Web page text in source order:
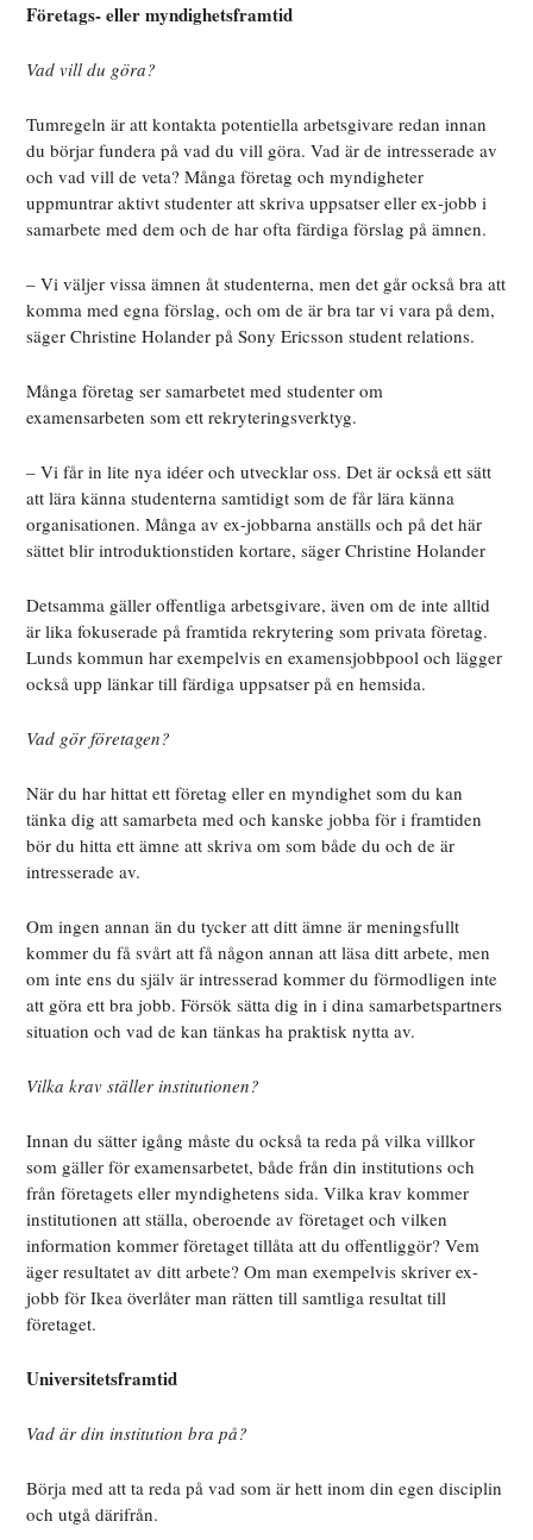
Företags- eller myndighetsframtid
Vad vill du göra?
Tumregeln är att kontakta potentiella arbetsgivare redan innan
du börjar fundera på vad du vill göra. Vad är de intresserade av
och vad vill de veta? Många företag och myndigheter
uppmuntrar aktivt studenter att skriva uppsatser eller ex-jobb i
samarbete med dem och de har ofta färdiga förslag på ämnen.
– Vi väljer vissa ämnen åt studenterna, men det går också bra att
komma med egna förslag, och om de är bra tar vi vara på dem,
säger Christine Holander på Sony Ericsson student relations.
Många företag ser samarbetet med studenter om
examensarbeten som ett rekryteringsverktyg.
– Vi får in lite nya idéer och utvecklar oss. Det är också ett sätt
att lära känna studenterna samtidigt som de får lära känna
organisationen. Många av ex-jobbarna anställs och på det här
sättet blir introduktionstiden kortare, säger Christine Holander
Detsamma gäller offentliga arbetsgivare, även om de inte alltid
är lika fokuserade på framtida rekrytering som privata företag.
Lunds kommun har exempelvis en examensjobbpool och lägger
också upp länkar till färdiga uppsatser på en hemsida.
Vad gör företagen?
När du har hittat ett företag eller en myndighet som du kan
tänka dig att samarbeta med och kanske jobba för i framtiden
bör du hitta ett ämne att skriva om som både du och de är
intresserade av.
Om ingen annan än du tycker att ditt ämne är meningsfullt
kommer du få svårt att få någon annan att läsa ditt arbete, men
om inte ens du själv är intresserad kommer du förmodligen inte
att göra ett bra jobb. Försök sätta dig in i dina samarbetspartners
situation och vad de kan tänkas ha praktisk nytta av.
Vilka krav ställer institutionen?
Innan du sätter igång måste du också ta reda på vilka villkor
som gäller för examensarbetet, både från din institutions och
från företagets eller myndighetens sida. Vilka krav kommer
institutionen att ställa, oberoende av företaget och vilken
information kommer företaget tillåta att du offentliggör? Vem
äger resultatet av ditt arbete? Om man exempelvis skriver ex-
jobb för Ikea överlåter man rätten till samtliga resultat till
företaget.
Universitetsframtid
Vad är din institution bra på?
Börja med att ta reda på vad som är hett inom din egen disciplin
och utgå därifrån.